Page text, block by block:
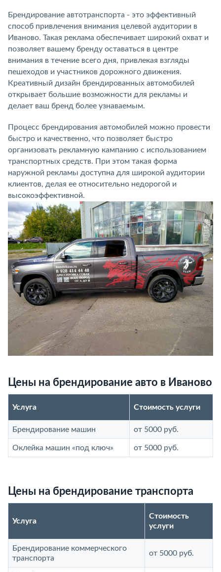
Брендирование автотранспорта - это эффективный
способ привлечения внимания целевой аудитории в
Иваново. Такая реклама обеспечивает широкий охват и
позволяет вашему бренду оставаться в центре
внимания в течение всего дня, привлекая взгляды
пешеходов и участников дорожного движения.
Креативный дизайн брендированных автомобилей
открывает большие возможности для рекламы и
делает ваш бренд более узнаваемым.
Процесс брендирования автомобилей можно провести
быстро и качественно, что позволяет быстро
организовать рекламную кампанию с использованием
транспортных средств. При этом такая форма
наружной рекламы доступна для широкой аудитории
клиентов, делая ее относительно недорогой и
высокоэффективной.
Цены на брендирование авто в Иваново
Услуга Стоимость услуги
Брендирование машин от 5000 руб.
Оклейка машин «под ключ» от 5000 руб.
Цены на брендирование транспорта
Услуга
Стоимость
услуги
Брендирование коммерческого
транспорта
от 5000 руб.